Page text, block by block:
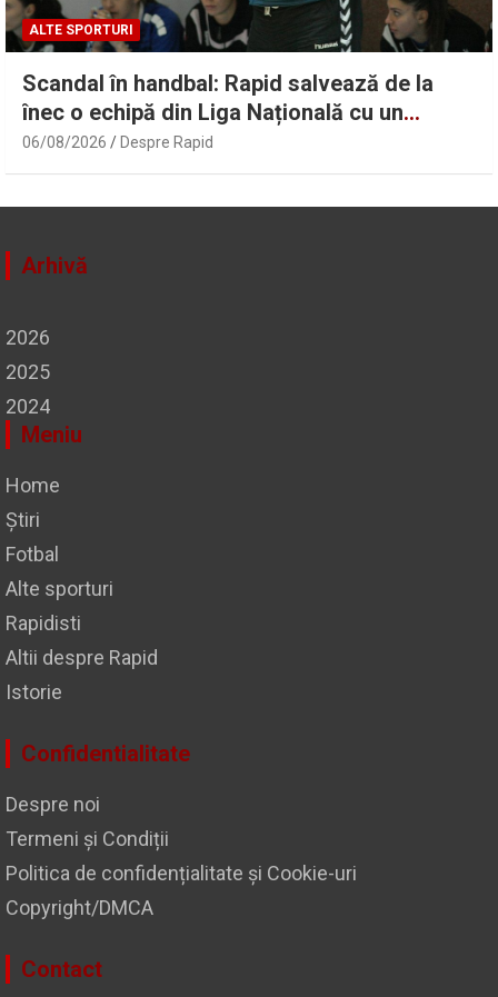
ALTE SPORTURI
Scandal în handbal: Rapid salvează de la
înec o echipă din Liga Națională cu un
împrumut în masă! Gheorghe Tadici se
revoltă: „Nu este normal”
06/08/2026 Despre Rapid
Arhivă
2026
2025
2024
Meniu
Home
Știri
Fotbal
Alte sporturi
Rapidisti
Altii despre Rapid
Istorie
Confidentialitate
Despre noi
Termeni și Condiții
Politica de confidențialitate și Cookie-uri
Copyright/DMCA
Contact